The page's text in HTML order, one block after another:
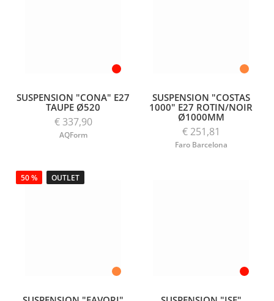
SUSPENSION "CONA" E27
TAUPE Ø520
€ 337,90
AQForm
SUSPENSION "COSTAS
1000" E27 ROTIN/NOIR
Ø1000MM
€ 251,81
Faro Barcelona
50 % OUTLET